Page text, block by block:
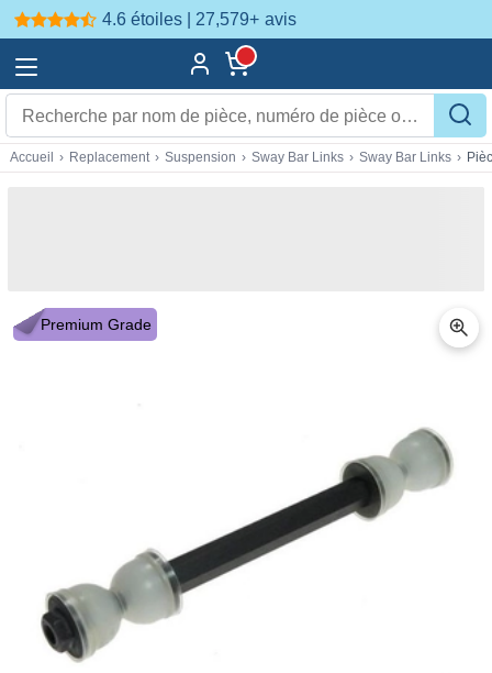
4.6 étoiles | 27,579+ avis
Accueil › Replacement › Suspension › Sway Bar Links › Sway Bar Links ›
Premium Grade